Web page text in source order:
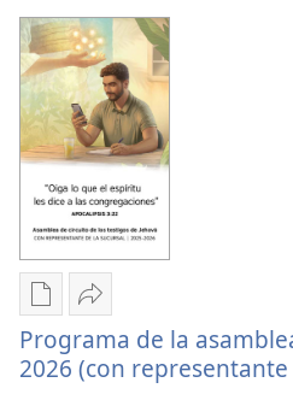
publicaciones
Programa
de
la
asamblea
de
circuito
2025-
2026
(con
el
superintendente
de
circuito)
asamblea
de
circuito
2025-
2026
(con
el
superintendente
de
circuito)
Opciones
de
descarga
Compartir
Programa
de
Programa de la
2026 (con